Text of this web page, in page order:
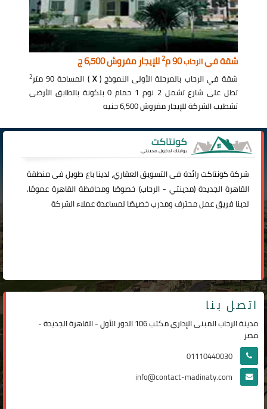
شقة فيالرحاب90 م 2للإيجار مفروش 6,500 ج
شقة في الرحاب بالمرحلة الأولى النموذج (X ) المساحة 90 متر 2
تطل على شارع تشمل 2 نوم 1 حمام 0 بلكونة بالطابق الأرضي
تشطيب الشركة للإيجار مفروش 6,500 جنيه
شركةكونتاكترائدة فى التسويق العقاري، لدينا باع طويل فى منطقة
القاهرة الجديدة (مدينتي -الرحاب) خصوصًا ومحافظة القاهرة عمومًا.
لدينا فريق عمل محترف ومدرب خصيصًا لمساعدة عملاء الشركة
اتصل بنا
مدينة الرحاب المبنى الإداري مكتب 106 الدور الأول - القاهرة الجديدة -
مصر
01110440030
info@contact-madinaty.com